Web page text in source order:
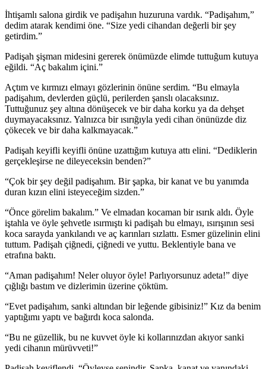
İhtişamlı salona girdik ve padişahın huzuruna vardık. “Padişahım,”
dedim atarak kendimi öne. “Size yedi cihandan değerli bir şey
getirdim.”
Padişah şişman midesini gererek önümüzde elimde tuttuğum kutuya
eğildi. “Aç bakalım içini.”
Açtım ve kırmızı elmayı gözlerinin önüne serdim. “Bu elmayla
padişahım, devlerden güçlü, perilerden şanslı olacaksınız.
Tuttuğunuz şey altına dönüşecek ve bir daha korku ya da dehşet
duymayacaksınız. Yalnızca bir ısırığıyla yedi cihan önünüzde diz
çökecek ve bir daha kalkmayacak.”
Padişah keyifli keyifli önüne uzattığım kutuya attı elini. “Dediklerin
gerçekleşirse ne dileyeceksin benden?”
“Çok bir şey değil padişahım. Bir şapka, bir kanat ve bu yanımda
duran kızın elini isteyeceğim sizden.”
“Önce görelim bakalım.” Ve elmadan kocaman bir ısırık aldı. Öyle
iştahla ve öyle şehvetle ısırmıştı ki padişah bu elmayı, ısırışının sesi
koca sarayda yankılandı ve aç karınları sızlattı. Esmer güzelinin elini
tuttum. Padişah çiğnedi, çiğnedi ve yuttu. Beklentiyle bana ve
etrafına baktı.
“Aman padişahım! Neler oluyor öyle! Parlıyorsunuz adeta!” diye
çığlığı bastım ve dizlerimin üzerine çöktüm.
“Evet padişahım, sanki altından bir leğende gibisiniz!” Kız da benim
yaptığımı yaptı ve bağırdı koca salonda.
“Bu ne güzellik, bu ne kuvvet öyle ki kollarınızdan akıyor sanki
yedi cihanın mürüvveti!”